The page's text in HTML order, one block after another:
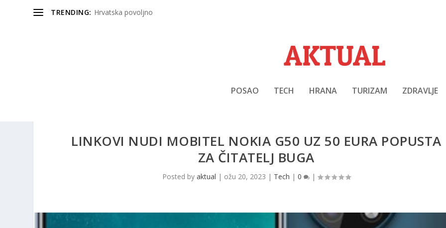
TRENDING: Hrvatska povoljno
POSAO TECH HRANA TURIZAM ZDRAVLJE
LINKOVI NUDI MOBITEL NOKIA G50 UZ 50 EURA POPUSTA
ZA ČITATELJ BUGA
Posted by aktual | ožu 20, 2023 | Tech | 0 |